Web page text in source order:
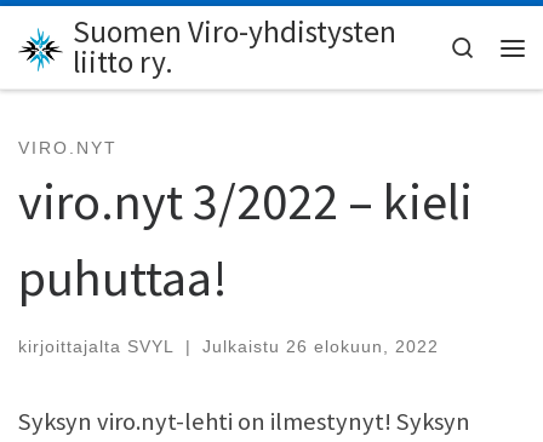
Skip to content
Suomen Viro-yhdistysten
liitto ry.
Search
VIRO.NYT
viro.nyt 3/2022 – kieli
puhuttaa!
kirjoittajalta SVYL | Julkaistu 26 elokuun, 2022
Syksyn viro.nyt-lehti on ilmestynyt! Syksyn